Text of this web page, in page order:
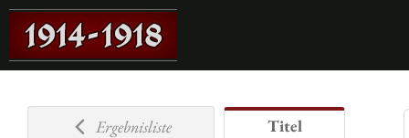
Ergebnisliste
Titel